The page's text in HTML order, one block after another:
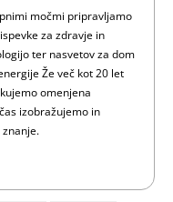
močmi pripravljamo
za zdravje in
ter nasvetov za dom
Že več kot 20 let
omenjena
izobražujemo in